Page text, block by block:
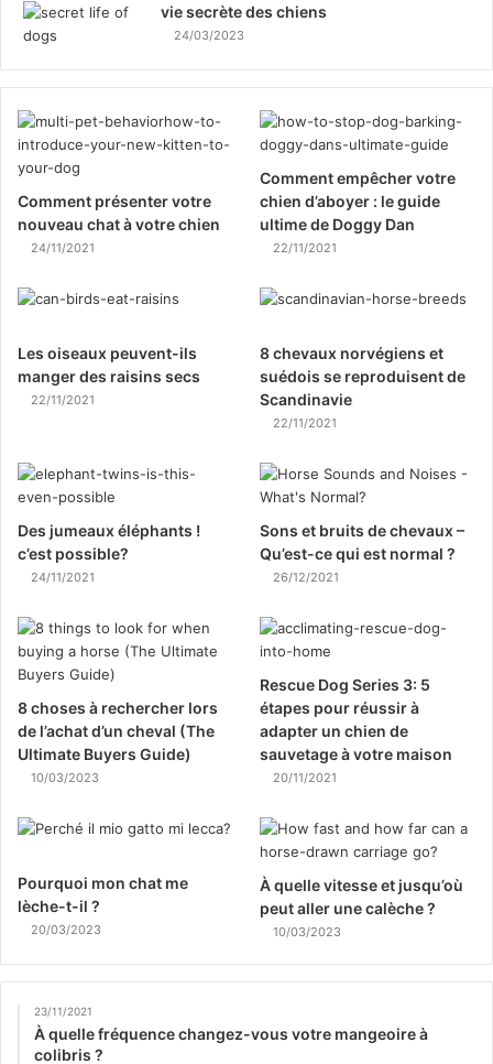
vie secrète des chiens
24/03/2023
Comment présenter votre
nouveau chat à votre chien
24/11/2021
Comment empêcher votre
chien d’aboyer : le guide
ultime de Doggy Dan
22/11/2021
Les oiseaux peuvent-ils
manger des raisins secs
22/11/2021
8 chevaux norvégiens et
suédois se reproduisent de
Scandinavie
22/11/2021
Des jumeaux éléphants !
c’est possible?
24/11/2021
Sons et bruits de chevaux –
Qu’est-ce qui est normal ?
26/12/2021
8 choses à rechercher lors
de l’achat d’un cheval (The
Ultimate Buyers Guide)
10/03/2023
Rescue Dog Series 3: 5
étapes pour réussir à
adapter un chien de
sauvetage à votre maison
20/11/2021
Pourquoi mon chat me
lèche-t-il ?
20/03/2023
À quelle vitesse et jusqu’où
peut aller une calèche ?
10/03/2023
23/11/2021
À quelle fréquence changez-vous votre mangeoire à
colibris ?